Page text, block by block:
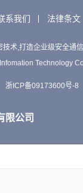
系我们 法律条文
术,打造企业级安全通
Technology
浙ICP备09173600号-8
限公司